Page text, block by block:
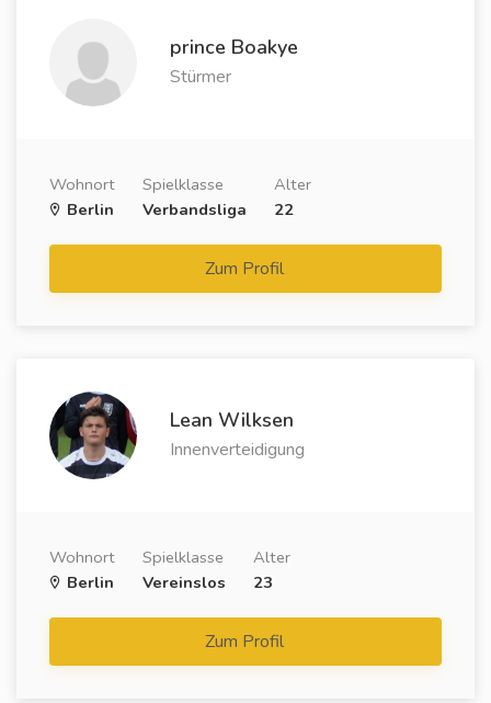
prince Boakye
Stürmer
Wohnort
Berlin
Spielklasse
Verbandsliga
Alter
22
Zum Profil
Lean Wilksen
Innenverteidigung
Wohnort
Berlin
Spielklasse
Vereinslos
Alter
23
Zum Profil